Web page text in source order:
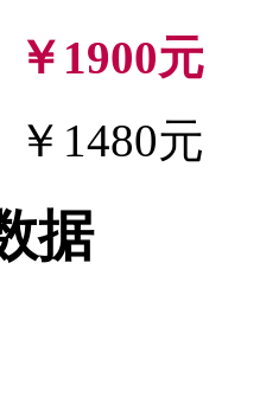
￥1900元
1480元
据